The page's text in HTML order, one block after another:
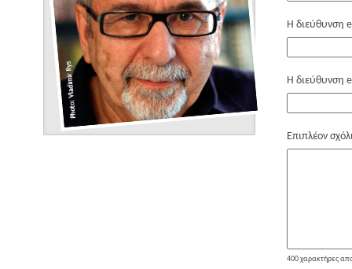
Η διεύθυνση
Η διεύθυνση
Επιπλέον
400χαρακτήρες